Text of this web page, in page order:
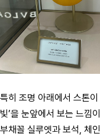
특히 조명 아래에서 스톤
빛’을 눈앞에서 보는 느낌
부채꼴 실루엣과 보석, 체